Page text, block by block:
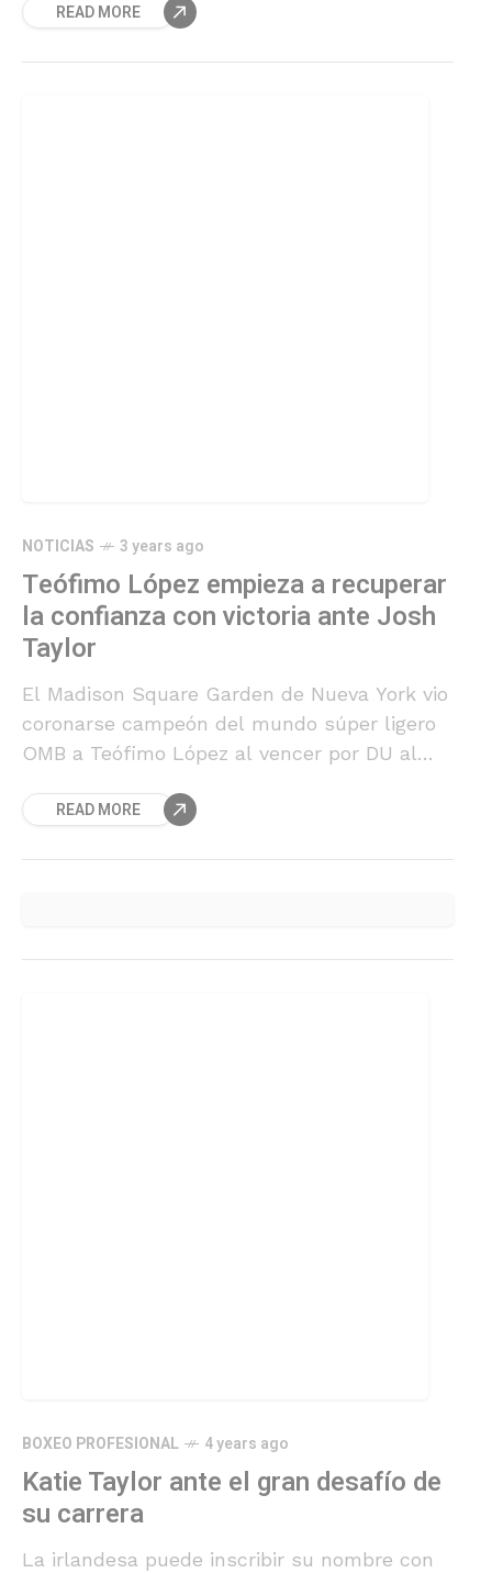
READ MORE
NOTICIAS 3 years ago
Teófimo López empieza a recuperar
la confianza con victoria ante Josh
Taylor
El Madison Square Garden de Nueva York vio
coronarse campeón del mundo súper ligero
OMB a Teófimo López al vencer por DU al
READ MORE
BOXEO PROFESIONAL 4 years ago
Katie Taylor ante el gran desafío de
su carrera
La irlandesa puede inscribir su nombre con